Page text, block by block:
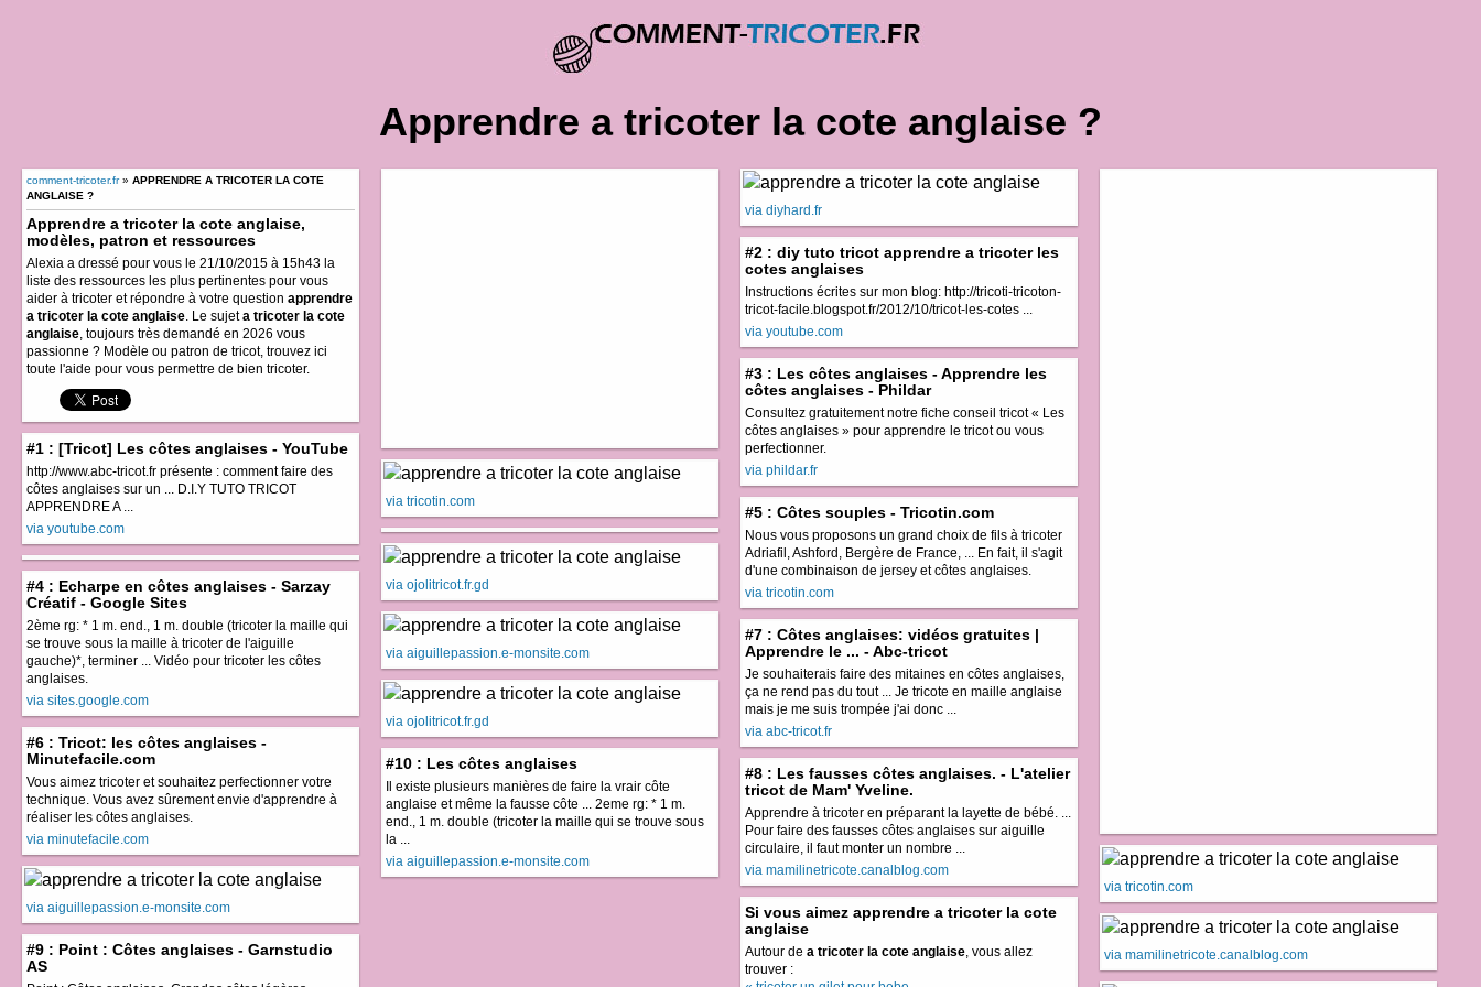
Apprendre a tricoter la cote anglaise ?
comment-tricoter.fr» APPRENDRE A TRICOTER LA COTE
ANGLAISE ?
Apprendre a tricoter la cote anglaise,
modèles, patron et ressources
Alexia a dressé pour vous le 21/10/2015 à 15h43 la
liste des ressources les plus pertinentes pour vous
aider à tricoter et répondre à votre question apprendre
a tricoter la cote anglaise. Le sujeta tricoter la cote
anglaise, toujours très demandé en 2026 vous
passionne ? Modèle ou patron de tricot, trouvez ici
toute l'aide pour vous permettre de bien tricoter.
#1 : [Tricot] Les côtes anglaises - YouTube
http://www.abc-tricot.fr présente : comment faire des
côtes anglaises sur un ... D.I.Y TUTO TRICOT
APPRENDRE A ...
via youtube.com
#4 : Echarpe en côtes anglaises - Sarzay
Créatif - Google Sites
2ème rg: * 1 m. end., 1 m. double (tricoter la maille qui
se trouve sous la maille à tricoter de l'aiguille
gauche)*, terminer ... Vidéo pour tricoter les côtes
anglaises.
via sites.google.com
#6 : Tricot: les côtes anglaises -
Minutefacile.com
Vous aimez tricoter et souhaitez perfectionner votre
technique. Vous avez sûrement envie d'apprendre à
réaliser les côtes anglaises.
via minutefacile.com
via aiguillepassion.e-monsite.com
#9 : Point : Côtes anglaises - Garnstudio
AS
via tricotin.com
via ojolitricot.fr.gd
via aiguillepassion.e-monsite.com
via ojolitricot.fr.gd
#10 : Les côtes anglaises
Il existe plusieurs manières de faire la vrair côte
anglaise et même la fausse côte ... 2eme rg: * 1 m.
end., 1 m. double (tricoter la maille qui se trouve sous
la ...
via aiguillepassion.e-monsite.com
via diyhard.fr
#2 : diy tuto tricot apprendre a tricoter les
cotes anglaises
Instructions écrites sur mon blog: http://tricoti-tricoton-
tricot-facile.blogspot.fr/2012/10/tricot-les-cotes ...
via youtube.com
#3 : Les côtes anglaises - Apprendre les
côtes anglaises - Phildar
Consultez gratuitement notre fiche conseil tricot « Les
côtes anglaises » pour apprendre le tricot ou vous
perfectionner.
via phildar.fr
#5 : Côtes souples - Tricotin.com
Nous vous proposons un grand choix de fils à tricoter
Adriafil, Ashford, Bergère de France, ... En fait, il s'agit
d'une combinaison de jersey et côtes anglaises.
via tricotin.com
#7 : Côtes anglaises: vidéos gratuites |
Apprendre le ... - Abc-tricot
Je souhaiterais faire des mitaines en côtes anglaises,
ça ne rend pas du tout ... Je tricote en maille anglaise
mais je me suis trompée j'ai donc ...
via abc-tricot.fr
#8 : Les fausses côtes anglaises. - L'atelier
tricot de Mam' Yveline.
Apprendre à tricoter en préparant la layette de bébé. ...
Pour faire des fausses côtes anglaises sur aiguille
circulaire, il faut monter un nombre ...
via mamilinetricote.canalblog.com
Si vous aimez apprendre a tricoter la cote
anglaise
Autour de a tricoter la cote anglaise, vous allez
trouver :
via tricotin.com
via mamilinetricote.canalblog.com